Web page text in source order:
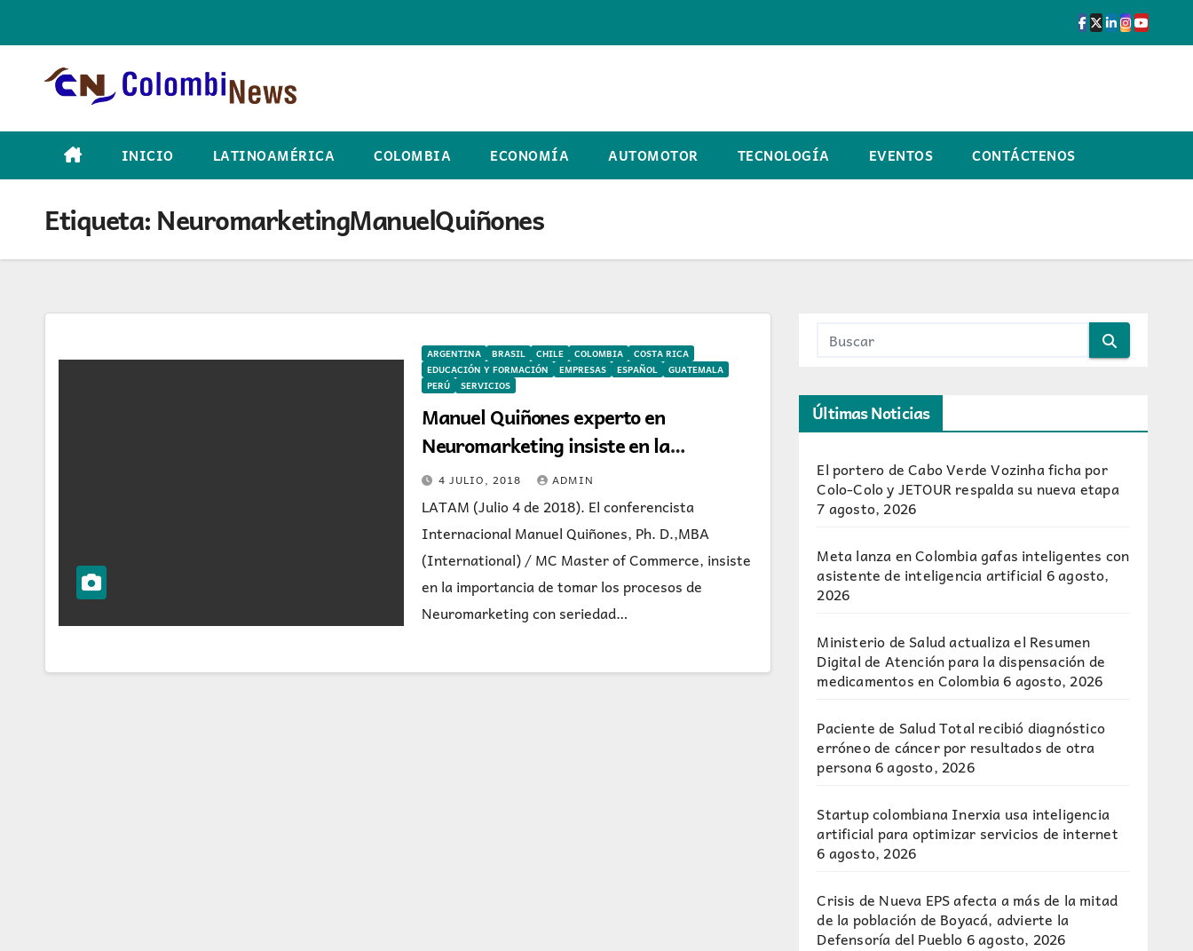
INICIO LATINOAMÉRICA COLOMBIA ECONOMÍA AUTOMOTOR TECNOLOGÍA EVENTOS CONTÁCTENOS
Etiqueta:NeuromarketingManuelQuiñones
ARGENTINA BRASIL CHILE COLOMBIA
COSTA RICA
EDUCACIÓN Y FORMACIÓN
EMPRESAS ESPAÑOL
GUATEMALA
PERÚ
SERVICIOS
Manuel Quiñones experto en
Neuromarketing insiste en la
importancia de tomar estos procesos
con seriedad y profesionalismo
4 JULIO, 2018 ADMIN
LATAM (Julio 4 de 2018). El conferencista
Internacional Manuel Quiñones, Ph. D.,MBA
(International) / MC Master of Commerce, insiste
en la importancia de tomar los procesos de
Neuromarketing con seriedad…
Últimas Noticias
El portero de Cabo Verde Vozinha ficha por
Colo-Colo y JETOUR respalda su nueva etapa
7 agosto, 2026
Meta lanza en Colombia gafas inteligentes con
asistente de inteligencia artificial 6 agosto,
2026
Ministerio de Salud actualiza el Resumen
Digital de Atención para la dispensación de
medicamentos en Colombia6 agosto, 2026
Paciente de Salud Total recibió diagnóstico
erróneo de cáncer por resultados de otra
persona6 agosto, 2026
Startup colombiana Inerxia usa inteligencia
artificial para optimizar servicios de internet
6 agosto, 2026
Crisis de Nueva EPS afecta a más de la mitad
de la población de Boyacá, advierte la
Defensoría del Pueblo6 agosto, 2026